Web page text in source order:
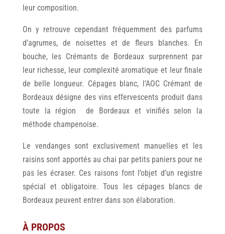
leur composition.
On y retrouve cependant fréquemment des parfums
d’agrumes, de noisettes et de fleurs blanches. En
bouche, les Crémants de Bordeaux surprennent par
leur richesse, leur complexité aromatique et leur finale
de belle longueur. Cépages blanc, l’AOC Crémant de
Bordeaux désigne des vins effervescents produit dans
toute la région de Bordeaux et vinifiés selon la
méthode champenoise.
Le vendanges sont exclusivement manuelles et les
raisins sont apportés au chai par petits paniers pour ne
pas les écraser. Ces raisons font l’objet d’un registre
spécial et obligatoire. Tous les cépages blancs de
Bordeaux peuvent entrer dans son élaboration.
À PROPOS